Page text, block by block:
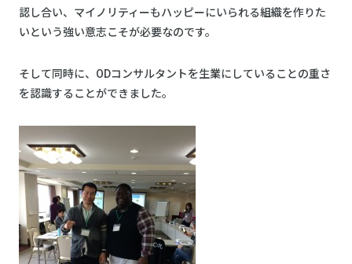
認し合い、マイノリティーもハッピーにいられる組織を作りた
いという強い意志こそが必要なのです。
そして同時に、ODコンサルタントを生業にしていることの重さ
を認識することができました。